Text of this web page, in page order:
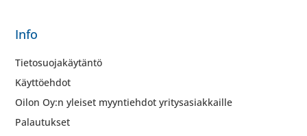
Info
Tietosuojakäytäntö
Käyttöehdot
Oilon Oy:n yleiset myyntiehdot yritysasiakkaille
Palautukset